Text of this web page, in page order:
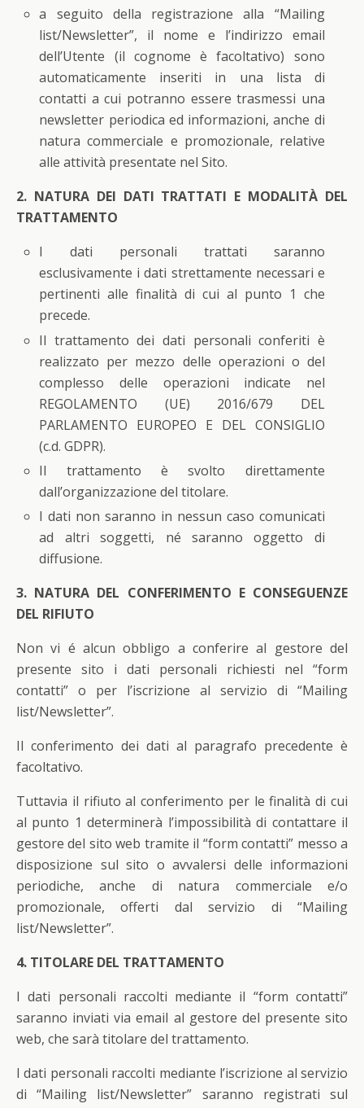
a seguito della registrazione alla “Mailing
list/Newsletter”, il nome e l’indirizzo email
dell’Utente (il cognome è facoltativo) sono
automaticamente inseriti in una lista di
contatti a cui potranno essere trasmessi una
newsletter periodica ed informazioni, anche di
natura commerciale e promozionale, relative
alle attività presentate nel Sito.
2. NATURA DEI DATI TRATTATI E MODALITÀ DEL
TRATTAMENTO
I dati personali trattati saranno
esclusivamente i dati strettamente necessari e
pertinenti alle finalità di cui al punto 1 che
precede.
Il trattamento dei dati personali conferiti è
realizzato per mezzo delle operazioni o del
complesso delle operazioni indicate nel
REGOLAMENTO (UE) 2016/679 DEL
PARLAMENTO EUROPEO E DEL CONSIGLIO
(c.d. GDPR).
Il trattamento è svolto direttamente
dall’organizzazione del titolare.
I dati non saranno in nessun caso comunicati
ad altri soggetti, né saranno oggetto di
diffusione.
3. NATURA DEL CONFERIMENTO E CONSEGUENZE
DEL RIFIUTO
Non vi é alcun obbligo a conferire al gestore del
presente sito i dati personali richiesti nel “form
contatti” o per l’iscrizione al servizio di “Mailing
list/Newsletter”.
Il conferimento dei dati al paragrafo precedente è
facoltativo.
Tuttavia il rifiuto al conferimento per le finalità di cui
al punto 1 determinerà l’impossibilità di contattare il
gestore del sito web tramite il “form contatti” messo a
disposizione sul sito o avvalersi delle informazioni
periodiche, anche di natura commerciale e/o
promozionale, offerti dal servizio di “Mailing
list/Newsletter”.
4. TITOLARE DEL TRATTAMENTO
I dati personali raccolti mediante il “form contatti”
saranno inviati via email al gestore del presente sito
web, che sarà titolare del trattamento.
I dati personali raccolti mediante l’iscrizione al servizio
di “Mailing list/Newsletter” saranno registrati sul